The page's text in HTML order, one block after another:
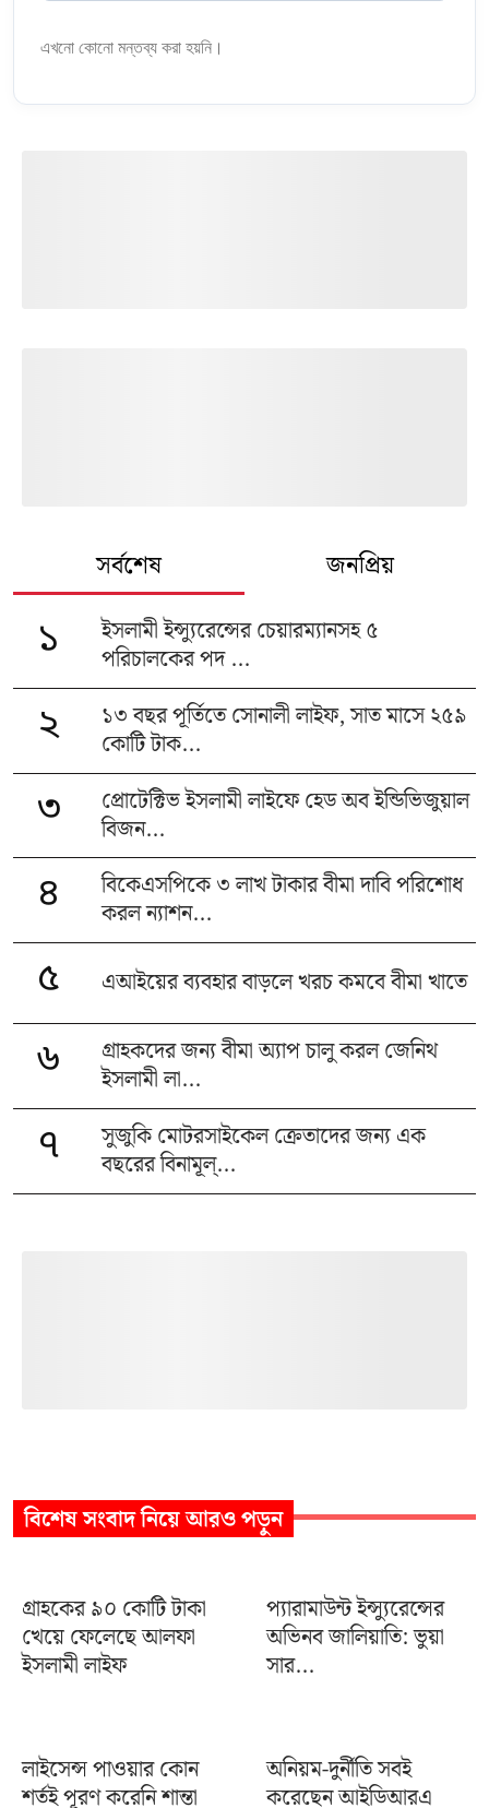
এখনো কোনো মন্তব্য করা হয়নি।
সর্বশেষ জনপ্রিয়
১
ইসলামী ইন্স্যুরেন্সের চেয়ারম্যানসহ ৫
পরিচালকের পদ ...
২
১৩ বছর পূর্তিতে সোনালী লাইফ, সাত মাসে ২৫৯
কোটি টাক...
৩
প্রোটেক্টিভ ইসলামী লাইফে হেড অব ইন্ডিভিজুয়াল
বিজন...
৪
বিকেএসপিকে ৩ লাখ টাকার বীমা দাবি পরিশোধ
করল ন্যাশন...
৫ এআইয়ের ব্যবহার বাড়লে খরচ কমবে বীমা খাতে
৬
গ্রাহকদের জন্য বীমা অ্যাপ চালু করল জেনিথ
ইসলামী লা...
৭
সুজুকি মোটরসাইকেল ক্রেতাদের জন্য এক
বছরের বিনামূল্...
বিশেষ সংবাদনিয়ে আরও পড়ুন
গ্রাহকের ৯০ কোটি টাকা
খেয়ে ফেলেছে আলফা
ইসলামী লাইফ
প্যারামাউন্ট ইন্স্যুরেন্সের
অভিনব জালিয়াতি: ভুয়া
সার...
লাইসেন্স পাওয়ার কোন
শর্তই পূরণ করেনি শান্তা
অনিয়ম-দুর্নীতি সবই
করেছেন আইডিআরএ